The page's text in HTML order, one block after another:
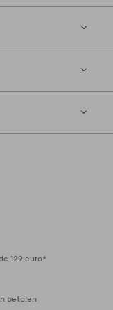
129 euro*
betalen